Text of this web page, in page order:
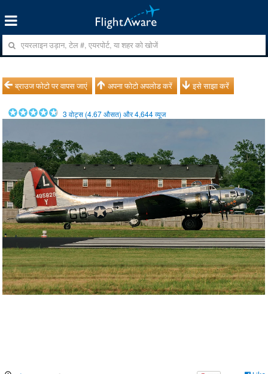
ब्राउज फोटो पर वापस जाएं अपना फोटो अपलोड करें इसे साझा करें
3 वोट्स (4.67औसत) और4,644व्यूज